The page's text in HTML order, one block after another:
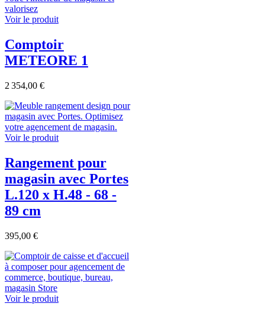
Voir le produit
Comptoir
METEORE 1
2 354,00 €
Voir le produit
Rangement pour
magasin avec Portes
L.120 x H.48 - 68 -
89 cm
395,00 €
Voir le produit